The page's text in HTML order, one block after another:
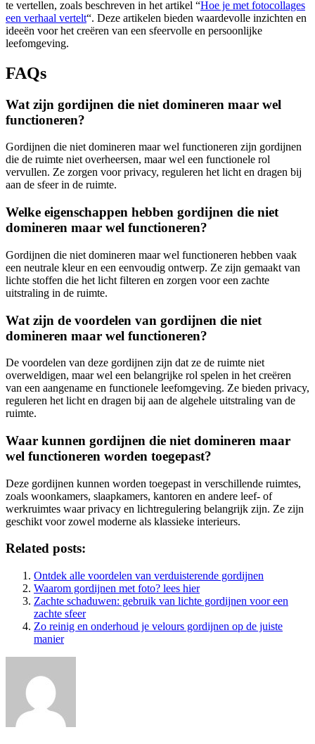
te vertellen, zoals beschreven in het artikel “Hoe je met fotocollages
een verhaal vertelt“. Deze artikelen bieden waardevolle inzichten en
ideeën voor het creëren van een sfeervolle en persoonlijke
leefomgeving.
FAQs
Wat zijn gordijnen die niet domineren maar wel
functioneren?
Gordijnen die niet domineren maar wel functioneren zijn gordijnen
die de ruimte niet overheersen, maar wel een functionele rol
vervullen. Ze zorgen voor privacy, reguleren het licht en dragen bij
aan de sfeer in de ruimte.
Welke eigenschappen hebben gordijnen die niet
domineren maar wel functioneren?
Gordijnen die niet domineren maar wel functioneren hebben vaak
een neutrale kleur en een eenvoudig ontwerp. Ze zijn gemaakt van
lichte stoffen die het licht filteren en zorgen voor een zachte
uitstraling in de ruimte.
Wat zijn de voordelen van gordijnen die niet
domineren maar wel functioneren?
De voordelen van deze gordijnen zijn dat ze de ruimte niet
overweldigen, maar wel een belangrijke rol spelen in het creëren
van een aangename en functionele leefomgeving. Ze bieden privacy,
reguleren het licht en dragen bij aan de algehele uitstraling van de
ruimte.
Waar kunnen gordijnen die niet domineren maar
wel functioneren worden toegepast?
Deze gordijnen kunnen worden toegepast in verschillende ruimtes,
zoals woonkamers, slaapkamers, kantoren en andere leef- of
werkruimtes waar privacy en lichtregulering belangrijk zijn. Ze zijn
geschikt voor zowel moderne als klassieke interieurs.
Related posts:
Ontdek alle voordelen van verduisterende gordijnen
Waarom gordijnen met foto? lees hier
Zachte schaduwen: gebruik van lichte gordijnen voor een
zachte sfeer
Zo reinig en onderhoud je velours gordijnen op de juiste
manier